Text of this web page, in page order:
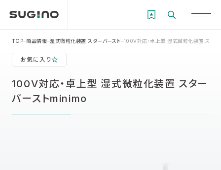
TOP 商品情報 湿式微粒化装置 スターバースト 100V対応・卓上型 湿式微粒化装置 スタ
お気に入り
100V対応・卓上型 湿式微粒化装置 スター
バーストminimo